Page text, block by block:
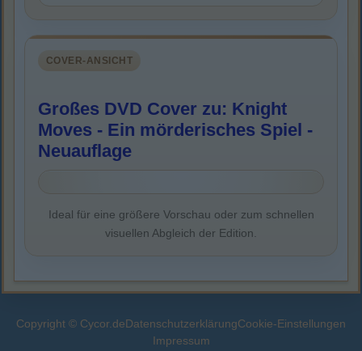
COVER-ANSICHT
Großes DVD Cover zu: Knight
Moves - Ein mörderisches Spiel -
Neuauflage
Ideal für eine größere Vorschau oder zum schnellen
visuellen Abgleich der Edition.
Copyright © Cycor.deDatenschutzerklärungCookie-Einstellungen
Impressum